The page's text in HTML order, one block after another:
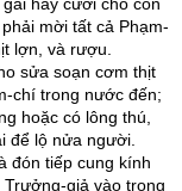
mời tất cả Phạm-
lợn, và rượu.
sửa soạn cơm thịt
chí trong nước đến;
hoặc có lông thú,
để lộ nửa người.
tiếp cung kính
giả vào trong